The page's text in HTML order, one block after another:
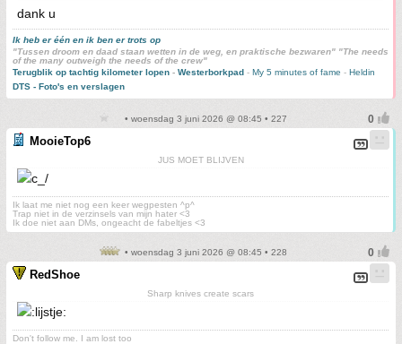
dank u
Ik heb er één en ik ben er trots op
"Tussen droom en daad staan wetten in de weg, en praktische bezwaren" "The needs
of the many outweigh the needs of the crew"
Terugblik op tachtig kilometer lopen - Westerborkpad - My 5 minutes of fame - Heldin
DTS - Foto's en verslagen
• woensdag 3 juni 2026 @ 08:45 • 227
MooieTop6
JUS MOET BLIJVEN
Ik laat me niet nog een keer wegpesten ^p^
Trap niet in de verzinsels van mijn hater <3
Ik doe niet aan DMs, ongeacht de fabeltjes <3
• woensdag 3 juni 2026 @ 08:45 • 228
RedShoe
Sharp knives create scars
Don't follow me. I am lost too